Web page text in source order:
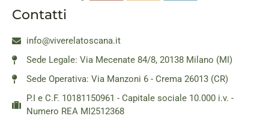
Contatti
info@viverelatoscana.it
Sede Legale: Via Mecenate 84/8, 20138 Milano (MI)
Sede Operativa: Via Manzoni 6 - Crema 26013 (CR)
P.I e C.F. 10181150961 - Capitale sociale 10.000 i.v. -
Numero REA MI2512368